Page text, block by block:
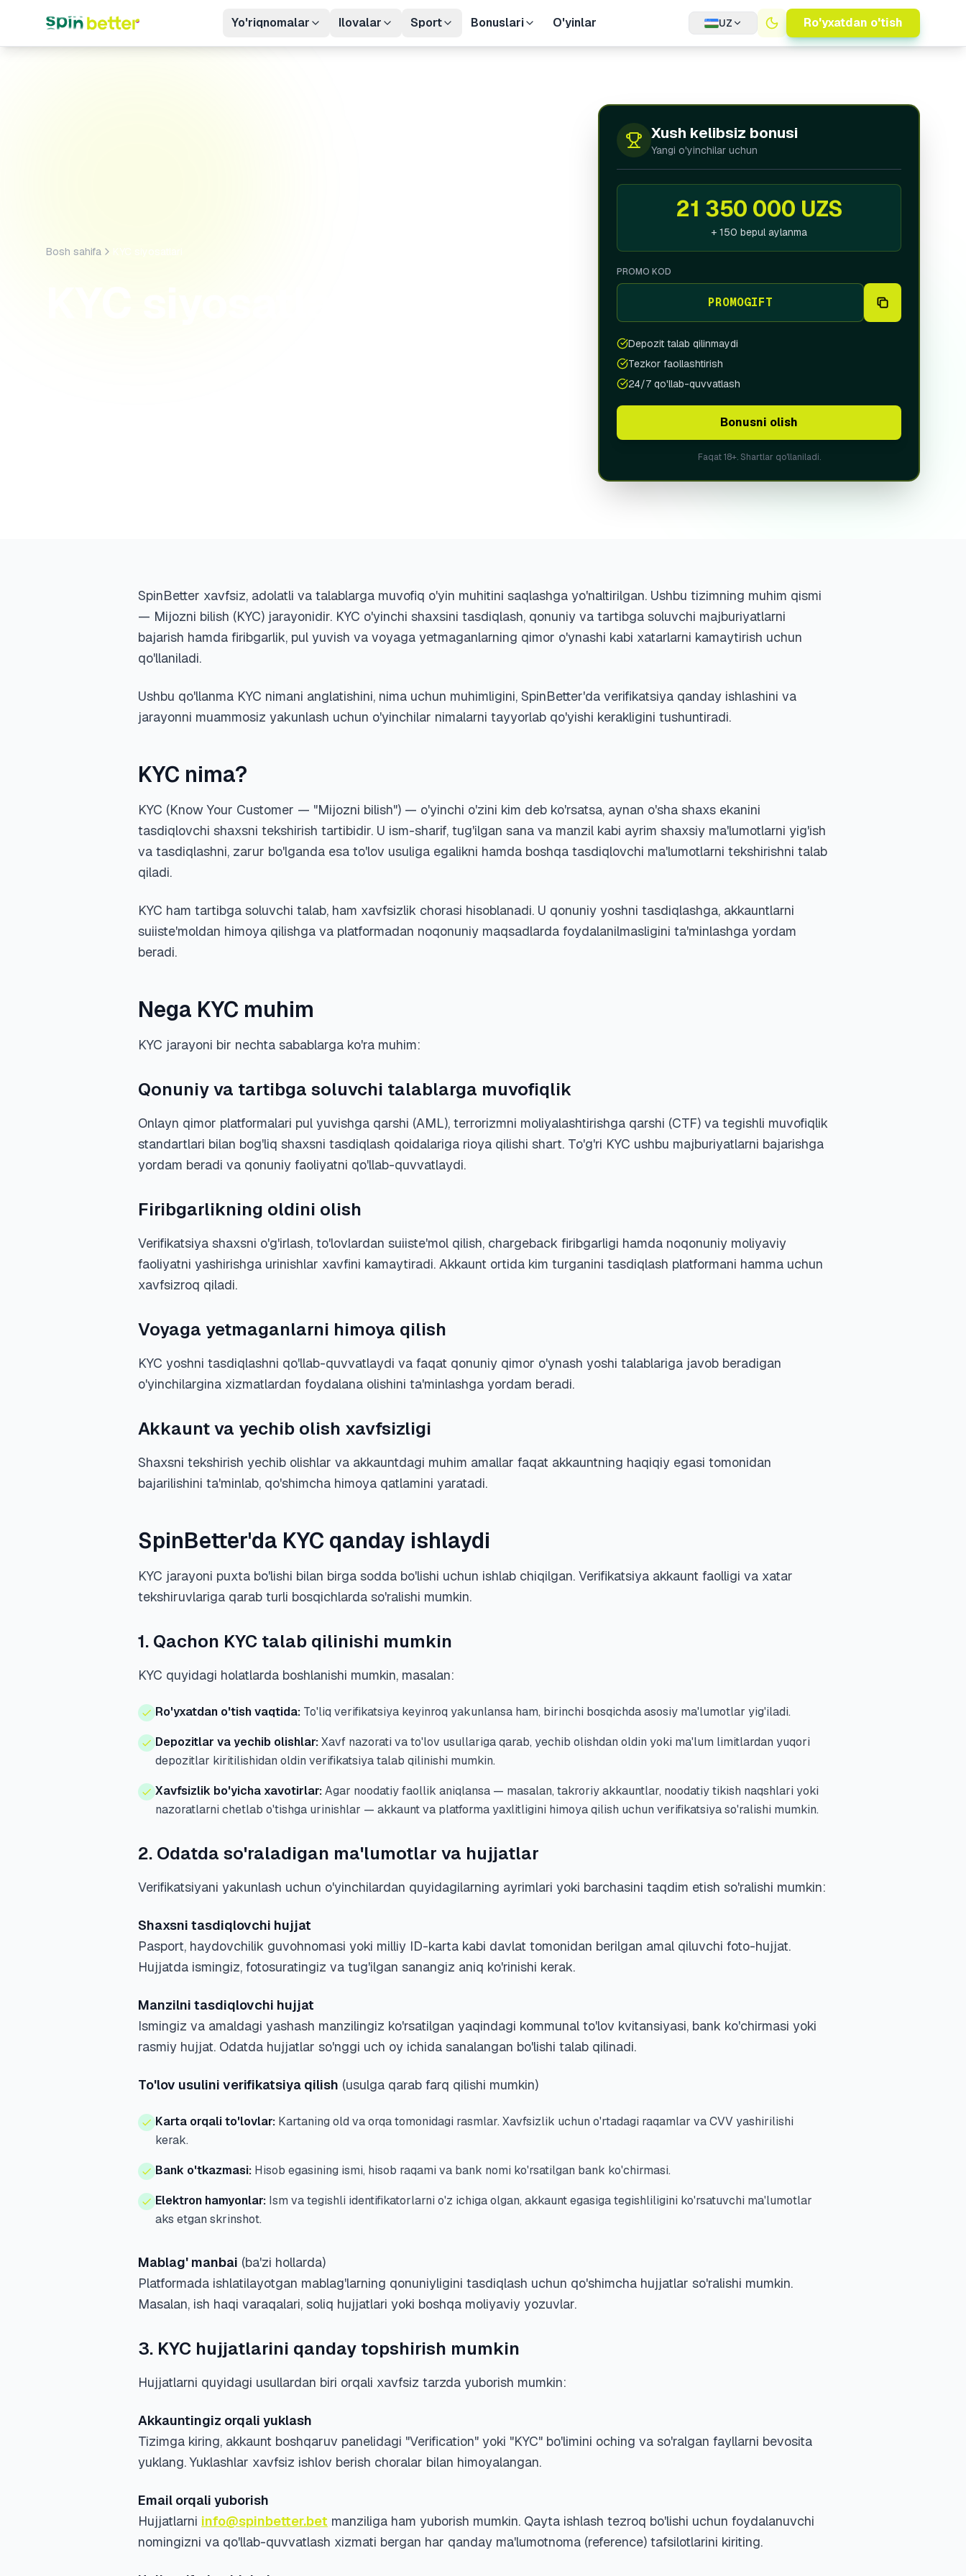
Yo'riqnomalar Ilovalar Sport Bonuslari O'yinlar UZ
EGYPT
(Magyar)
(Русский)
Mexico
Portugal (Português)
Spain (Español)
Русский
Ro'yxatdan o'tish
Bosh sahifa
Xush kelibsiz bonusi
Yangi o'yinchilar uchun
21 350 000 UZS
+ 150 bepul aylanma
PROMO KOD
PROMOGIFT
Depozit talab qilinmaydi
Tezkor faollashtirish
24/7 qo'llab-quvvatlash
Bonusni olish
Faqat 18+. Shartlar qo'llaniladi.
SpinBetter xavfsiz, adolatli va talablarga muvofiq o'yin muhitini saqlashga yo'naltirilgan. Ushbu tizimning muhim qismi
— Mijozni bilish (KYC) jarayonidir. KYC o'yinchi shaxsini tasdiqlash, qonuniy va tartibga soluvchi majburiyatlarni
bajarish hamda firibgarlik, pul yuvish va voyaga yetmaganlarning qimor o'ynashi kabi xatarlarni kamaytirish uchun
qo'llaniladi.
Ushbu qo'llanma KYC nimani anglatishini, nima uchun muhimligini, SpinBetter'da verifikatsiya qanday ishlashini va
jarayonni muammosiz yakunlash uchun o'yinchilar nimalarni tayyorlab qo'yishi kerakligini tushuntiradi.
KYC nima?
KYC (Know Your Customer — "Mijozni bilish") — o'yinchi o'zini kim deb ko'rsatsa, aynan o'sha shaxs ekanini
tasdiqlovchi shaxsni tekshirish tartibidir. U ism-sharif, tug'ilgan sana va manzil kabi ayrim shaxsiy ma'lumotlarni yig'ish
va tasdiqlashni, zarur bo'lganda esa to'lov usuliga egalikni hamda boshqa tasdiqlovchi ma'lumotlarni tekshirishni talab
qiladi.
KYC ham tartibga soluvchi talab, ham xavfsizlik chorasi hisoblanadi. U qonuniy yoshni tasdiqlashga, akkauntlarni
suiiste'moldan himoya qilishga va platformadan noqonuniy maqsadlarda foydalanilmasligini ta'minlashga yordam
beradi.
Nega KYC muhim
KYC jarayoni bir nechta sabablarga ko'ra muhim:
Qonuniy va tartibga soluvchi talablarga muvofiqlik
Onlayn qimor platformalari pul yuvishga qarshi (AML), terrorizmni moliyalashtirishga qarshi (CTF) va tegishli muvofiqlik
standartlari bilan bog'liq shaxsni tasdiqlash qoidalariga rioya qilishi shart. To'g'ri KYC ushbu majburiyatlarni bajarishga
yordam beradi va qonuniy faoliyatni qo'llab-quvvatlaydi.
Firibgarlikning oldini olish
Verifikatsiya shaxsni o'g'irlash, to'lovlardan suiiste'mol qilish, chargeback firibgarligi hamda noqonuniy moliyaviy
faoliyatni yashirishga urinishlar xavfini kamaytiradi. Akkaunt ortida kim turganini tasdiqlash platformani hamma uchun
xavfsizroq qiladi.
Voyaga yetmaganlarni himoya qilish
KYC yoshni tasdiqlashni qo'llab-quvvatlaydi va faqat qonuniy qimor o'ynash yoshi talablariga javob beradigan
o'yinchilargina xizmatlardan foydalana olishini ta'minlashga yordam beradi.
Akkaunt va yechib olish xavfsizligi
Shaxsni tekshirish yechib olishlar va akkauntdagi muhim amallar faqat akkauntning haqiqiy egasi tomonidan
bajarilishini ta'minlab, qo'shimcha himoya qatlamini yaratadi.
SpinBetter'da KYC qanday ishlaydi
KYC jarayoni puxta bo'lishi bilan birga sodda bo'lishi uchun ishlab chiqilgan. Verifikatsiya akkaunt faolligi va xatar
tekshiruvlariga qarab turli bosqichlarda so'ralishi mumkin.
1. Qachon KYC talab qilinishi mumkin
KYC quyidagi holatlarda boshlanishi mumkin, masalan:
Ro'yxatdan o'tish vaqtida: To'liq verifikatsiya keyinroq yakunlansa ham, birinchi bosqichda asosiy ma'lumotlar yig'iladi.
Depozitlar va yechib olishlar:Xavf nazorati va to'lov usullariga qarab, yechib olishdan oldin yoki ma'lum limitlardan yuqori
depozitlar kiritilishidan oldin verifikatsiya talab qilinishi mumkin.
Xavfsizlik bo'yicha xavotirlar:Agar noodatiy faollik aniqlansa — masalan, takroriy akkauntlar, noodatiy tikish naqshlari yoki
nazoratlarni chetlab o'tishga urinishlar — akkaunt va platforma yaxlitligini himoya qilish uchun verifikatsiya so'ralishi mumkin.
2. Odatda so'raladigan ma'lumotlar va hujjatlar
Verifikatsiyani yakunlash uchun o'yinchilardan quyidagilarning ayrimlari yoki barchasini taqdim etish so'ralishi mumkin:
Shaxsni tasdiqlovchi hujjat
Pasport, haydovchilik guvohnomasi yoki milliy ID-karta kabi davlat tomonidan berilgan amal qiluvchi foto-hujjat.
Hujjatda ismingiz, fotosuratingiz va tug'ilgan sanangiz aniq ko'rinishi kerak.
Manzilni tasdiqlovchi hujjat
Ismingiz va amaldagi yashash manzilingiz ko'rsatilgan yaqindagi kommunal to'lov kvitansiyasi, bank ko'chirmasi yoki
rasmiy hujjat. Odatda hujjatlar so'nggi uch oy ichida sanalangan bo'lishi talab qilinadi.
To'lov usulini verifikatsiya qilish (usulga qarab farq qilishi mumkin)
Karta orqali to'lovlar: Kartaning old va orqa tomonidagi rasmlar. Xavfsizlik uchun o'rtadagi raqamlar va CVV yashirilishi
kerak.
Bank o'tkazmasi: Hisob egasining ismi, hisob raqami va bank nomi ko'rsatilgan bank ko'chirmasi.
Elektron hamyonlar: Ism va tegishli identifikatorlarni o'z ichiga olgan, akkaunt egasiga tegishliligini ko'rsatuvchi ma'lumotlar
aks etgan skrinshot.
Mablag' manbai (ba'zi hollarda)
Platformada ishlatilayotgan mablag'larning qonuniyligini tasdiqlash uchun qo'shimcha hujjatlar so'ralishi mumkin.
Masalan, ish haqi varaqalari, soliq hujjatlari yoki boshqa moliyaviy yozuvlar.
3. KYC hujjatlarini qanday topshirish mumkin
Hujjatlarni quyidagi usullardan biri orqali xavfsiz tarzda yuborish mumkin:
Akkauntingiz orqali yuklash
Tizimga kiring, akkaunt boshqaruv panelidagi "Verification" yoki "KYC" bo'limini oching va so'ralgan fayllarni bevosita
yuklang. Yuklashlar xavfsiz ishlov berish choralar bilan himoyalangan.
Email orqali yuborish
Hujjatlarni info@spinbetter.bet manziliga ham yuborish mumkin. Qayta ishlash tezroq bo'lishi uchun foydalanuvchi
nomingizni va qo'llab-quvvatlash xizmati bergan har qanday ma'lumotnoma (reference) tafsilotlarini kiriting.